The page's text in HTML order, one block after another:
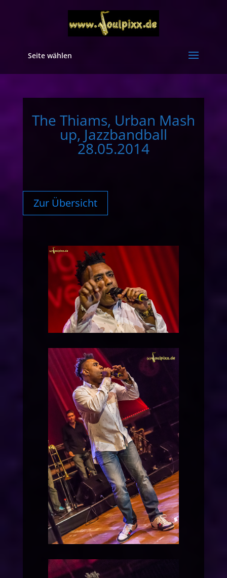
Seite wählen
The Thiams, Urban Mash
up, Jazzbandball
28.05.2014
Zur Übersicht